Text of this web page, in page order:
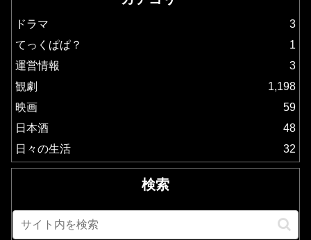
ドラマ
3
てっくぱぱ？
1
運営情報
3
観劇
1,198
映画
59
日本酒
48
日々の生活
32
検索